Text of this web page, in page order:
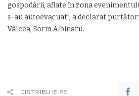
gospodării, aflate în zona
s-au autoevacuat”, a declarat
Vâlcea, Sorin Albinaru.
DISTRIBUIE PE